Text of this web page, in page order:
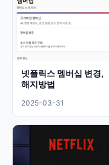
넷플릭스 멤버십 변경,
해지방법
2025-03-31